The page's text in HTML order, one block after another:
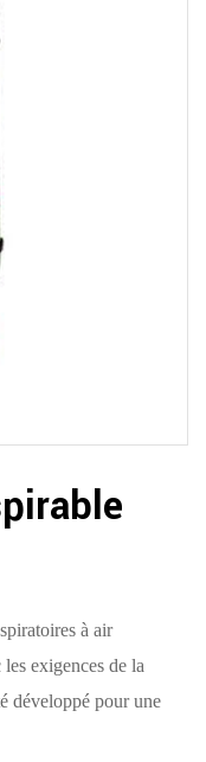
à air
exigences de la
développé pour une